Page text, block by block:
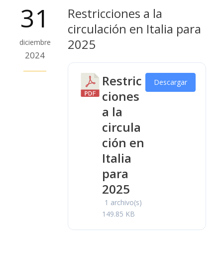
31
diciembre
2024
Restricciones a la
circulación en Italia para
2025
Restric
ciones
a la
circula
ción en
Italia
para
2025
1 archivo(s)
149.85 KB
Descargar